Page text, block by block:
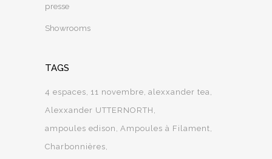
presse
Showrooms
TAGS
4 espaces 11 novembre alexxander tea
Alexxander UTTERNORTH
ampoules edison
Ampoules à Filament
Charbonnières